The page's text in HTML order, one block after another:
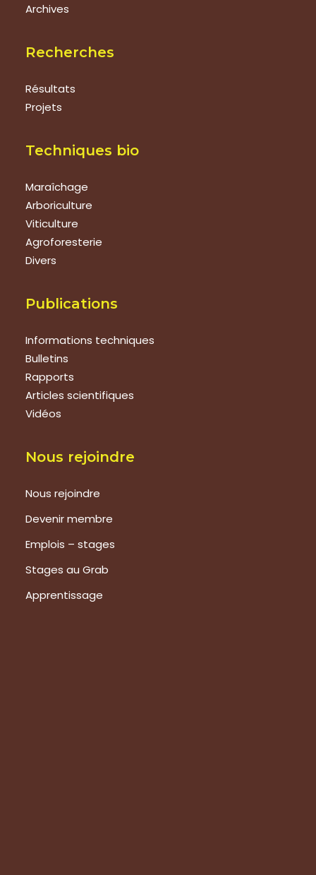
Archives
Recherches
Résultats
Projets
Techniques bio
Maraîchage
Arboriculture
Viticulture
Agroforesterie
Divers
Publications
Informations techniques
Bulletins
Rapports
Articles scientifiques
Vidéos
Nous rejoindre
Nous rejoindre
Devenir membre
Emplois – stages
Stages au Grab
Apprentissage